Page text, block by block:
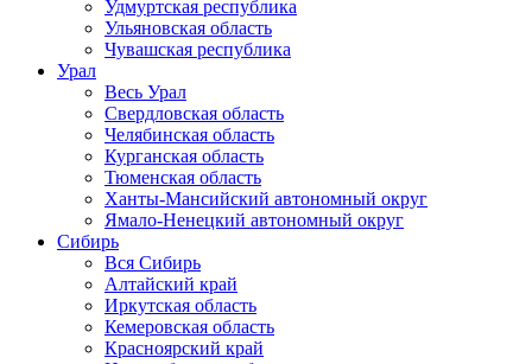
Удмуртская республика
Ульяновская область
Чувашская республика
Урал
Весь Урал
Свердловская область
Челябинская область
Курганская область
Тюменская область
Ханты-Мансийский автономный округ
Ямало-Ненецкий автономный округ
Сибирь
Вся Сибирь
Алтайский край
Иркутская область
Кемеровская область
Красноярский край